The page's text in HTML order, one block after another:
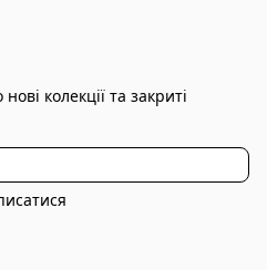
колекції та закриті